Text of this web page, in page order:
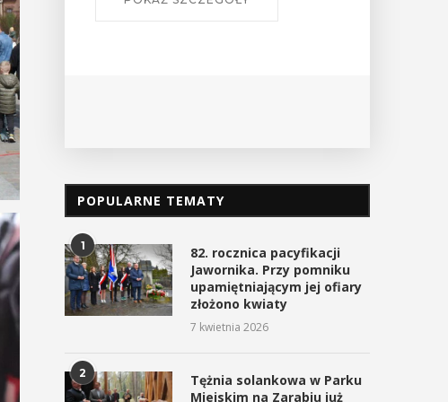
POPULARNE TEMATY
1
82. rocznica pacyfikacji
Jawornika. Przy pomniku
upamiętniającym jej ofiary
złożono kwiaty
7 kwietnia 2026
2
Tężnia solankowa w Parku
Miejskim na Zarabiu już